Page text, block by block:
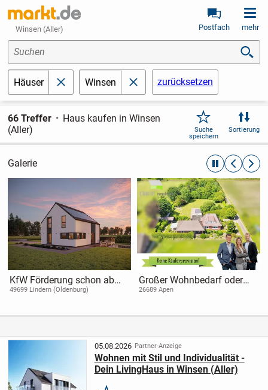
Winsen (Aller) Postfach mehr
Suchen
Häuser schließenWinsen schließenzurücksetzen
66 Treffer
Haus kaufen in Winsen
(Aller)
Suche
speichern
Sortierung
Galerie automatische
KfW Förderung schon ab
Energiestandard 55
sehr günstigen Konditionen
49699 Lindern (Oldenburg)
Großer Wohnbedarf oder
Mehrgenerationshaus -
zentral.
26689 Apen
05.08.2026 Partner-Anzeige
Wohnen mit Stil und Individualität -
Dein LivingHaus in Winsen (Aller)